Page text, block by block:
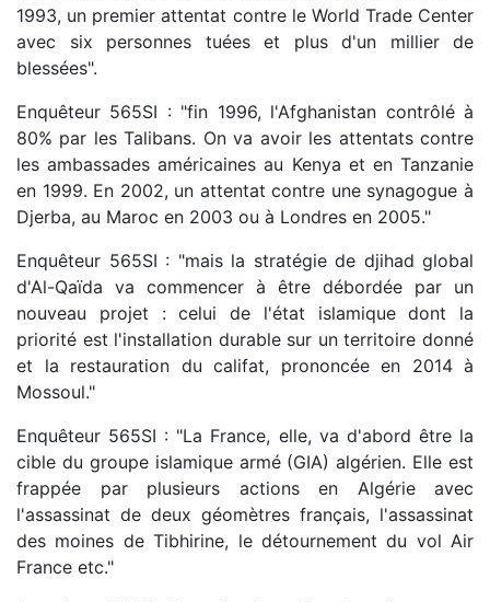
1993, un premier attentat contre le World Trade Center
avec six personnes tuées et plus d'un millier de
blessées".
Enquêteur 565SI : "fin 1996, l'Afghanistan contrôlé à
80% par les Talibans. On va avoir les attentats contre
les ambassades américaines au Kenya et en Tanzanie
en 1999. En 2002, un attentat contre une synagogue à
Djerba, au Maroc en 2003 ou à Londres en 2005."
Enquêteur 565SI : "mais la stratégie de djihad global
d'Al-Qaïda va commencer à être débordée par un
nouveau projet : celui de l'état islamique dont la
priorité est l'installation durable sur un territoire donné
et la restauration du califat, prononcée en 2014 à
Mossoul."
Enquêteur 565SI : "La France, elle, va d'abord être la
cible du groupe islamique armé (GIA) algérien. Elle est
frappée par plusieurs actions en Algérie avec
l'assassinat de deux géomètres français, l'assassinat
des moines de Tibhirine, le détournement du vol Air
France etc."